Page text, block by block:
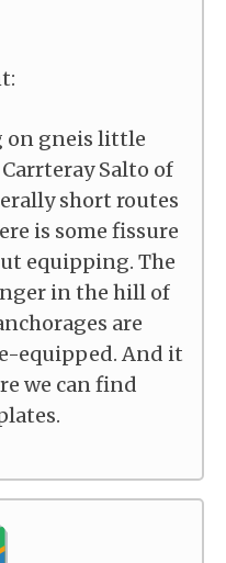
on gneis little
Salto of
short routes
is some fissure
equipping. The
in the hill of
are
equipped. And it
we can find